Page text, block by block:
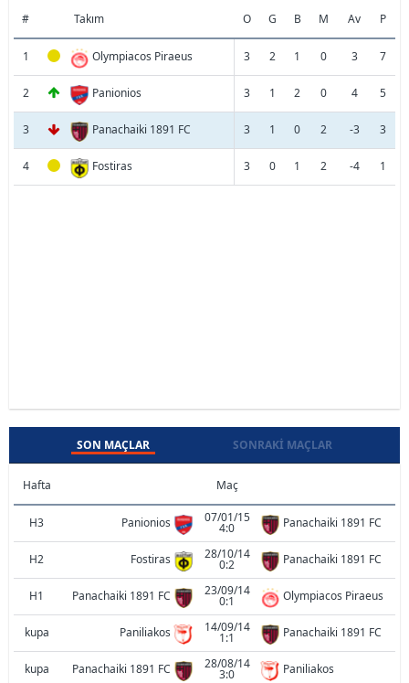
# Takım O G B M Av P
1 Olympiacos Piraeus 3 2 1 0 3 7
2 Panionios 3 1 2 0 4 5
3 Panachaiki 1891 FC 3 1 0 2 -3 3
4 Fostiras 3 0 1 2 -4 1
SON MAÇLAR SONRAKI MAÇLAR
Hafta Maç
H3 Panionios 07/01/15
4:0 Panachaiki 1891 FC
H2 Fostiras 28/10/14
0:2 Panachaiki 1891 FC
H1 Panachaiki 1891 FC 23/09/14
0:1 Olympiacos Piraeus
kupa Paniliakos 14/09/14
1:1 Panachaiki 1891 FC
kupa Panachaiki 1891 FC 28/08/14
3:0 Paniliakos